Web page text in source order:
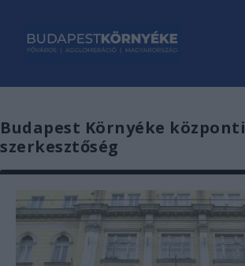
Budapest Környéke központi
szerkesztőség